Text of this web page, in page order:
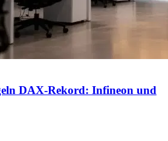
DAX-Rekord: Infineon und